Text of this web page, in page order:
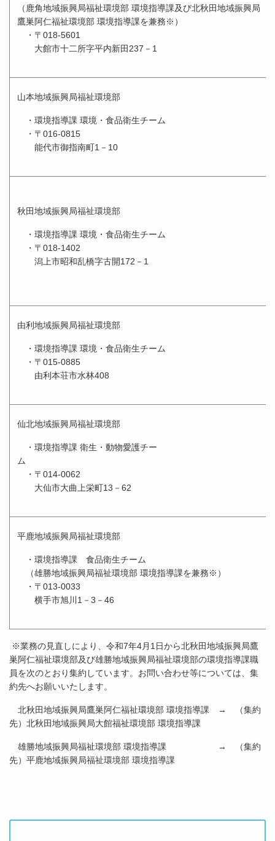
（鹿角地域振興局福祉環境部 環境指導課及び北秋田地域振興局
鷹巣阿仁福祉環境部 環境指導課を兼務※）
・〒018-5601
大館市十二所字平内新田237－1
山本地域振興局福祉環境部
・環境指導課 環境・食品衛生チーム
・〒016-0815
能代市御指南町1－10
秋田地域振興局福祉環境部
・環境指導課 環境・食品衛生チーム
・〒018-1402
潟上市昭和乱橋字古開172－1
由利地域振興局福祉環境部
・環境指導課 環境・食品衛生チーム
・〒015-0885
由利本荘市水林408
仙北地域振興局福祉環境部
・環境指導課 衛生・動物愛護チー
ム
・〒014-0062
大仙市大曲上栄町13－62
平鹿地域振興局福祉環境部
・環境指導課 食品衛生チーム
（雄勝地域振興局福祉環境部 環境指導課を兼務※）
・〒013-0033
横手市旭川1－3－46
※業務の見直しにより、令和7年4月1日から北秋田地域振興局鷹
巣阿仁福祉環境部及び雄勝地域振興局福祉環境部の環境指導課職
員を次のとおり集約しています。お問い合わせ等については、集
約先へお願いいたします。
北秋田地域振興局鷹巣阿仁福祉環境部 環境指導課 → （集約
先）北秋田地域振興局大館福祉環境部 環境指導課
雄勝地域振興局福祉環境部 環境指導課 → （集約
先）平鹿地域振興局福祉環境部 環境指導課